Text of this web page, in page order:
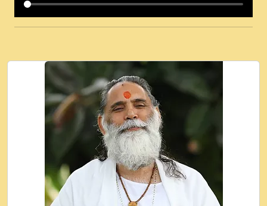
कई पकड क मर हथ र मह वदवन पहच दय! मह जन
Ki - Krishna Bhajan - New Bhajan 2020
#Ishwar Bhakti.mp3
जब से गीता ज्ञान पाया मैं बड़ी मस्ती में हूँ । 2018 -
Rishikesh - Ratan Ji Rasik.mp3
तन हल दल द सनव मड उतत सर रख क, नल रव त
गल लग जव त सर उतत हथ रख द!.mp3
तू कर प्रीतम से प्रीत, यूहीं दिन बीतते जाते हैं ।
2018 - Rishikesh - Swami Gyananand Ji